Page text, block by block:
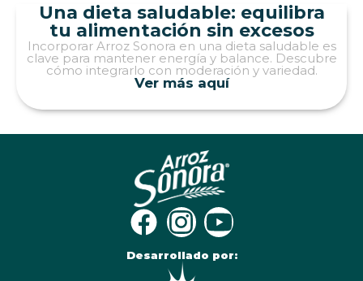
Una dieta saludable: equilibra
tu alimentación sin excesos
Incorporar Arroz Sonora en una dieta saludable es
clave para mantener energía y balance. Descubre
cómo integrarlo con moderación y variedad.
Ver más aquí
Desarrollado por: